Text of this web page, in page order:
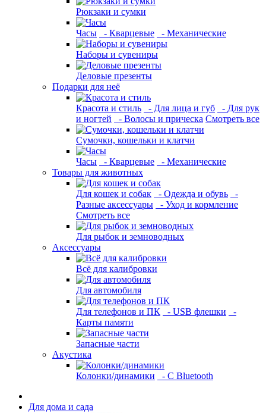
Рюкзаки и сумки
Часы - Кварцевые - Механические
Наборы и сувениры
Деловые презенты
Подарки для неё
Красота и стиль - Для лица и губ
- Для рук
и ногтей
- Волосы и прическа Смотреть все
Сумочки, кошельки и клатчи
Часы - Кварцевые
- Механические
Товары для животных
Для кошек и собак - Одежда и обувь
-
Разные аксессуары
- Уход и кормление
Смотреть все
Для рыбок и земноводных
Аксессуары
Всё для калибровки
Для автомобиля
Для телефонов и ПК - USB флешки
-
Карты памяти
Запасные части
Акустика
Колонки/динамики - С Bluetooth
Для дома и сада